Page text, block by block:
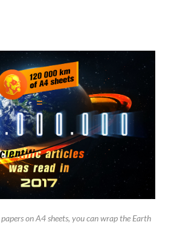
on A4 sheets, you can wrap the Earth